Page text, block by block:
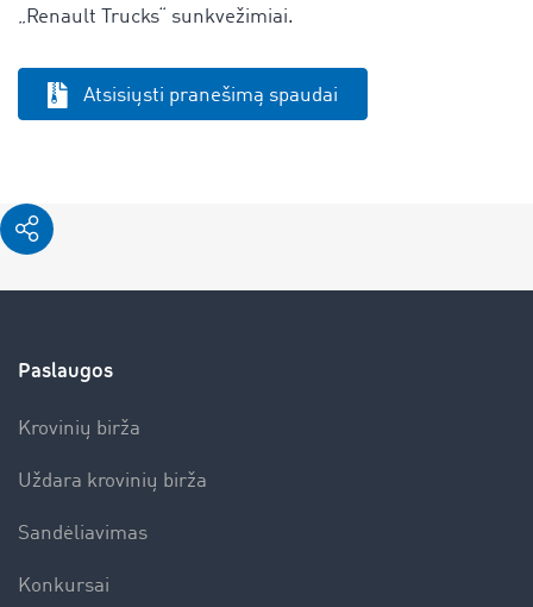
„Renault Trucks“ sunkvežimiai.
Atsisiųsti pranešimą spaudai
Paslaugos
Krovinių birža
Uždara krovinių birža
Sandėliavimas
Konkursai